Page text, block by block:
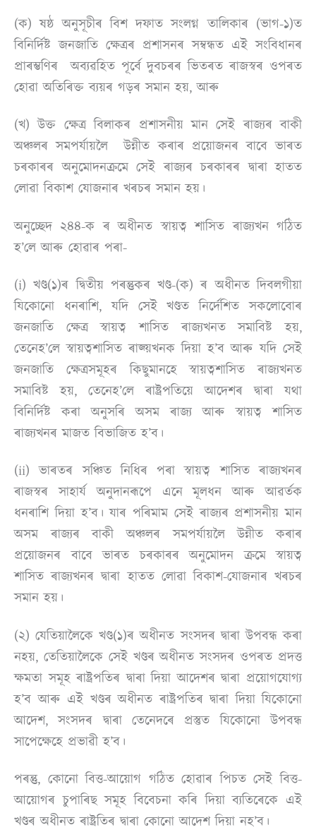
(ক) ষষ্ঠ অনুসূচীৰ বিশ দফাত সংলগ্ন তালিকাৰ (ভাগ-১)ত
বিনিৰ্দিষ্ট জনজাতি ক্ষেত্ৰৰ প্ৰশাসনৰ সম্বন্ধত এই সংবিধানৰ
প্ৰাৰম্ভণিৰ অব্যৱহিত পূৰ্বে দুবচৰৰ ভিতৰত ৰাজস্বৰ ওপৰত
হোৱা অতিৰিক্ত ব্যয়ৰ গড়ৰ সমান হয়, আৰু
(খ) উক্ত ক্ষেত্ৰ বিলাকৰ প্ৰশাসনীয় মান সেই ৰাজ্যৰ বাকী
অঞ্চলৰ সমপৰ্যায়লৈ উন্নীত কৰাৰ প্ৰয়োজনৰ বাবে ভাৰত
চৰকাৰৰ অনুমোদনক্ৰমে সেই ৰাজ্যৰ চৰকাৰৰ দ্বাৰা হাতত
লোৱা বিকাশ যোজনাৰ খৰচৰ সমান হয়।
অনুচ্ছেদ ২৪৪-ক ৰ অধীনত স্বায়ত্ব শাসিত ৰাজ্যখন গঠিত
হ’লে আৰু হোৱাৰ পৰা-
(i) খণ্ড(১)ৰ দ্বিতীয় পৰন্তুকৰ খণ্ড-(ক) ৰ অধীনত দিবলগীয়া
যিকোনো ধনৰাশি, যদি সেই খণ্ডত নিৰ্দেশিত সকলোবোৰ
জনজাতি ক্ষেত্ৰ স্বায়ত্ব শাসিত ৰাজ্যখনত সমাবিষ্ট হয়,
তেনেহ’লে স্বায়ত্বশাসিত ৰাজ্য়খনক দিয়া হ’ব আৰু যদি সেই
জনজাতি ক্ষেত্ৰসমূহৰ কিছুমানহে স্বায়ত্বশাসিত ৰাজ্যখনত
সমাবিষ্ট হয়, তেনেহ’লে ৰাষ্ট্ৰপতিয়ে আদেশৰ দ্বাৰা যথা
বিনিৰ্দিষ্ট কৰা অনুসৰি অসম ৰাজ্য আৰু স্বায়ত্ব শাসিত
ৰাজ্যখনৰ মাজত বিভাজিত হ’ব।
(ii) ভাৰতৰ সঞ্চিত নিধিৰ পৰা স্বায়ত্ব শাসিত ৰাজ্যখনৰ
ৰাজস্বৰ সাহাৰ্য অনুদানৰূপে এনে মূলধন আৰু আৱৰ্তক
ধনৰাশি দিয়া হ’ব। যাৰ পৰিমাম সেই ৰাজ্যৰ প্ৰশাসনীয় মান
অসম ৰাজ্যৰ বাকী অঞ্চলৰ সমপৰ্যায়লৈ উন্নীত কৰাৰ
প্ৰয়োজনৰ বাবে ভাৰত চৰকাৰৰ অনুমোদন ক্ৰমে স্বায়ত্ব
শাসিত ৰাজ্যখনৰ দ্বাৰা হাতত লোৱা বিকাশ-যোজনাৰ খৰচৰ
সমান হয়।
(২) যেতিয়ালৈকে খণ্ড(১)ৰ অধীনত সংসদৰ দ্বাৰা উপবন্ধ কৰা
নহয়, তেতিয়ালৈকে সেই খণ্ডৰ অধীনত সংসদৰ ওপৰত প্ৰদত্ত
ক্ষমতা সমূহ ৰাষ্ট্ৰপতিৰ দ্বাৰা দিয়া আদেশৰ দ্বাৰা প্ৰয়োগযোগ্য
হ’ব আৰু এই খণ্ডৰ অধীনত ৰাষ্ট্ৰপতিৰ দ্বাৰা দিয়া যিকোনো
আদেশ, সংসদৰ দ্বাৰা তেনেদৰে প্ৰস্তুত যিকোনো উপবন্ধ
সাপেক্ষেহে প্ৰভাৱী হ’ব।
পৰন্তু, কোনো বিত্ত-আয়োগ গঠিত হোৱাৰ পিচত সেই বিত্ত-
আয়োগৰ চুপাৰিছ সমূহ বিবেচনা কৰি দিয়া ব্যতিৰেকে এই
খণ্ডৰ অধীনত ৰাষ্ট্ৰতিৰ দ্বাৰা কোনো আদেশ দিয়া নহ’ব।